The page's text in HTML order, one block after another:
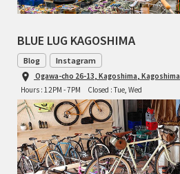
BLUE LUG KAGOSHIMA
Blog Instagram
Ogawa-cho 26-13, Kagoshima, Kagoshima
Hours : 12PM - 7PM
Closed : Tue, Wed